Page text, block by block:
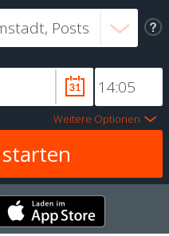
Weitere Optionen